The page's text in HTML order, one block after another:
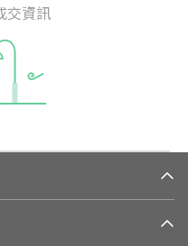
交資訊